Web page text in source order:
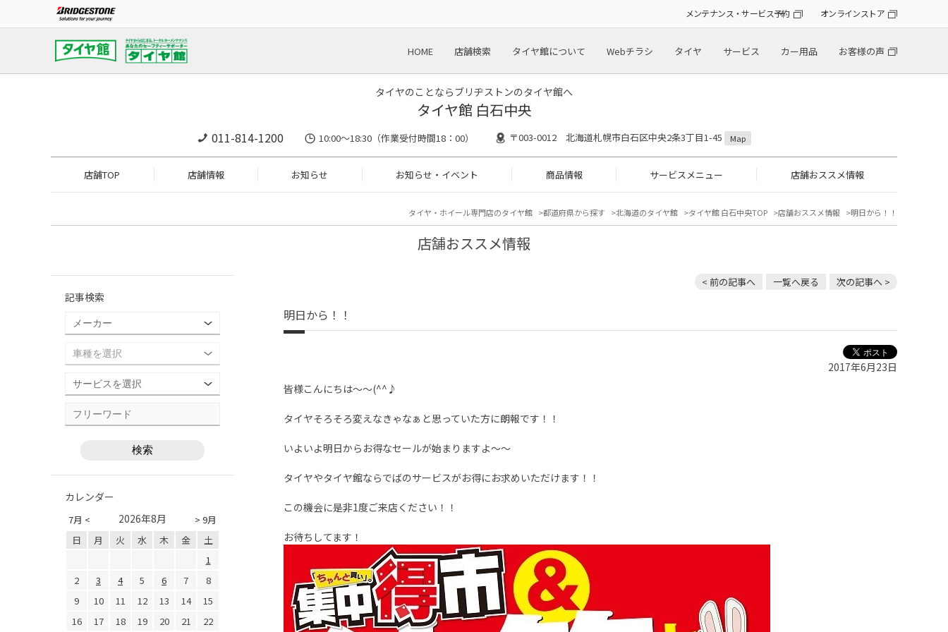
メンテナンス・サービス予約 オンラインストア
HOME 店舗検索 タイヤ館について Webチラシ タイヤ サービス カー用品 お客様の声
タイヤのことならブリヂストンのタイヤ館へ
タイヤ館 白石中央
011-814-1200 10:00～18:30（作業受付時間18：00） 〒003-0012 北海道札幌市白石区中央2条3丁目1-45 Map
店舗TOP 店舗情報 お知らせ お知らせ・イベント 商品情報 サービスメニュー 店舗おススメ情報
タイヤ・ホイール専門店のタイヤ館 都道府県から探す 北海道のタイヤ館 タイヤ館 白石中央TOP 店舗おススメ情報 明日から！！
店舗おススメ情報
< 前の記事へ 一覧へ戻る 次の記事へ >
明日から！！
2017年6月23日
皆様こんにちは～～(^^♪
タイヤそろそろ変えなきゃなぁと思っていた方に朗報です！！
いよいよ明日からお得なセールが始まりますよ～～
タイヤやタイヤ館ならでばのサービスがお得にお求めいただけます！！
この機会に是非1度ご来店ください！！
お待ちしてます！
記事検索
カレンダー
7月 < > 9月
2026年8月
日 月 火 水 木 金
土
1
2
3 4 5 6 7
8
9
10 11 12 13 14
15
16
17 18 19 20 21 22